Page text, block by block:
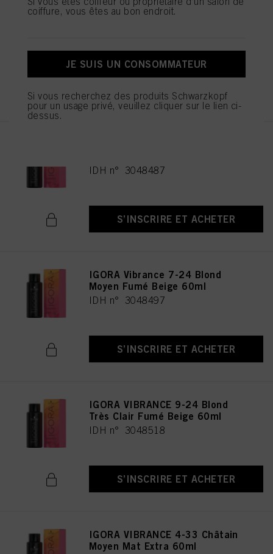
IGORA Vibrance 7-21 Blond
S’INSCRIRE ET ACHETER
IDH n° 3048487
S’INSCRIRE ET ACHETER
IGORA Vibrance 7-24 Blond
Moyen Fumé Beige 60ml
IDH n° 3048497
S’INSCRIRE ET ACHETER
IGORA VIBRANCE 9-24 Blond
Très Clair Fumé Beige 60ml
IDH n° 3048518
S’INSCRIRE ET ACHETER
IGORA VIBRANCE 4-33 Châtain
Moyen Mat Extra 60ml
coiffure, vous êtes au bon endroit.
JE SUIS UN CONSOMMATEUR
Si vous recherchez des produits Schwarzkopf
pour un usage privé, veuillez cliquer sur le lien ci-
dessus.